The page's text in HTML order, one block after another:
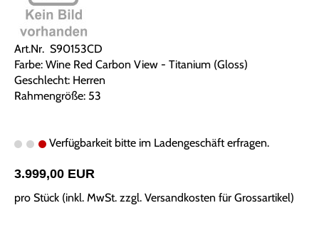
Art.Nr. S90153CD
Farbe: Wine Red Carbon View - Titanium (Gloss)
Geschlecht: Herren
Rahmengröße: 53
Verfügbarkeit bitte im Ladengeschäft erfragen.
3.999,00 EUR
pro Stück (inkl. MwSt. zzgl. Versandkosten für Grossartikel)